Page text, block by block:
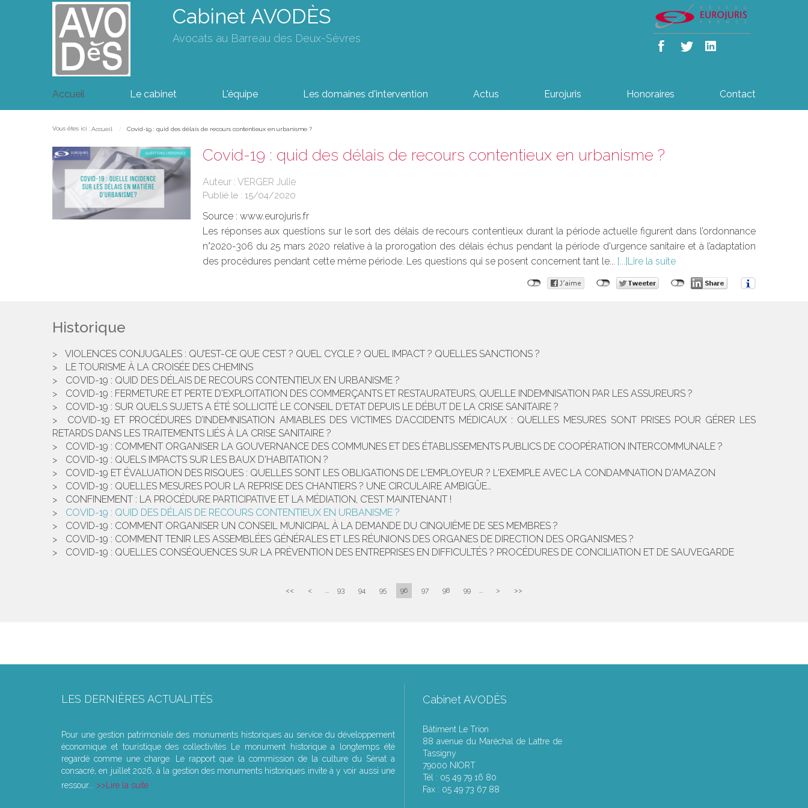
Cabinet AVODÈS
Avocats au Barreau des Deux-Sèvres
Accueil Le cabinet L'équipe Les domaines d'intervention Actus Eurojuris Honoraires Contact
Vous êtes ici : Accueil Covid-19 : quid des délais de recours contentieux en urbanisme ?
Covid-19 : quid des délais de recours contentieux en urbanisme ?
Auteur : VERGER Julie
Publié le : 15/04/2020
Source : www.eurojuris.fr
Les réponses aux questions sur le sort des délais de recours contentieux durant la période actuelle figurent dans l’ordonnance
n°2020-306 du 25 mars 2020 relative à la prorogation des délais échus pendant la période d'urgence sanitaire et à l’adaptation
des procédures pendant cette même période. Les questions qui se posent concernent tant le...
Lire la suite
Historique
VIOLENCES CONJUGALES : QU’EST-CE QUE C’EST ? QUEL CYCLE ? QUEL IMPACT ? QUELLES SANCTIONS ?
LE TOURISME À LA CROISÉE DES CHEMINS
COVID-19 : QUID DES DÉLAIS DE RECOURS CONTENTIEUX EN URBANISME ?
COVID-19 : FERMETURE ET PERTE D'EXPLOITATION DES COMMERÇANTS ET RESTAURATEURS, QUELLE INDEMNISATION PAR LES ASSUREURS ?
COVID-19 : SUR QUELS SUJETS A ÉTÉ SOLLICITÉ LE CONSEIL D'ETAT DEPUIS LE DÉBUT DE LA CRISE SANITAIRE ?
COVID-19 ET PROCÉDURES D’INDEMNISATION AMIABLES DES VICTIMES D’ACCIDENTS MÉDICAUX : QUELLES MESURES SONT PRISES POUR GÉRER LES
RETARDS DANS LES TRAITEMENTS LIÉS À LA CRISE SANITAIRE ?
COVID-19 : COMMENT ORGANISER LA GOUVERNANCE DES COMMUNES ET DES ÉTABLISSEMENTS PUBLICS DE COOPÉRATION INTERCOMMUNALE ?
COVID-19 : QUELS IMPACTS SUR LES BAUX D'HABITATION ?
COVID-19 ET ÉVALUATION DES RISQUES : QUELLES SONT LES OBLIGATIONS DE L'EMPLOYEUR ? L'EXEMPLE AVEC LA CONDAMNATION D'AMAZON
COVID-19 : QUELLES MESURES POUR LA REPRISE DES CHANTIERS ? UNE CIRCULAIRE AMBIGÜE…
CONFINEMENT : LA PROCÉDURE PARTICIPATIVE ET LA MÉDIATION, C’EST MAINTENANT !
COVID-19 : QUID DES DÉLAIS DE RECOURS CONTENTIEUX EN URBANISME ?
COVID-19 : COMMENT ORGANISER UN CONSEIL MUNICIPAL À LA DEMANDE DU CINQUIÈME DE SES MEMBRES ?
COVID-19 : COMMENT TENIR LES ASSEMBLÉES GÉNÉRALES ET LES RÉUNIONS DES ORGANES DE DIRECTION DES ORGANISMES ?
COVID-19 : QUELLES CONSÉQUENCES SUR LA PRÉVENTION DES ENTREPRISES EN DIFFICULTÉS ? PROCÉDURES DE CONCILIATION ET DE SAUVEGARDE
<< < ... 93 94 95 96 97 98 99 ... > >>
LES DERNIÈRES ACTUALITÉS
Pour une gestion patrimoniale des monuments historiques au service du développement
économique et touristique des collectivités Le monument historique a longtemps été
regardé comme une charge. Le rapport que la commission de la culture du Sénat a
consacré, en juillet 2026, à la gestion des monuments historiques invite à y voir aussi une
ressour...
Lire la suite
Cabinet AVODÈS
Bâtiment Le Trion
88 avenue du Maréchal de Lattre de
Tassigny
79000 NIORT
Tél : 05 49 79 16 80
Fax : 05 49 73 67 88